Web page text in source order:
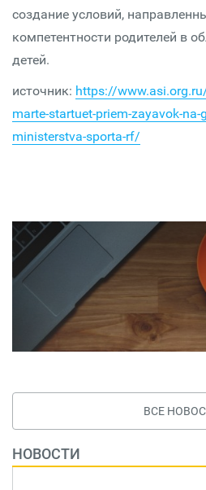
создание условий,
компетентности родителей в
детей.
источник: https://
marte-startuet-priem-zayavok-
ministerstva-sporta-rf/
ВСЕ
НОВОСТИ